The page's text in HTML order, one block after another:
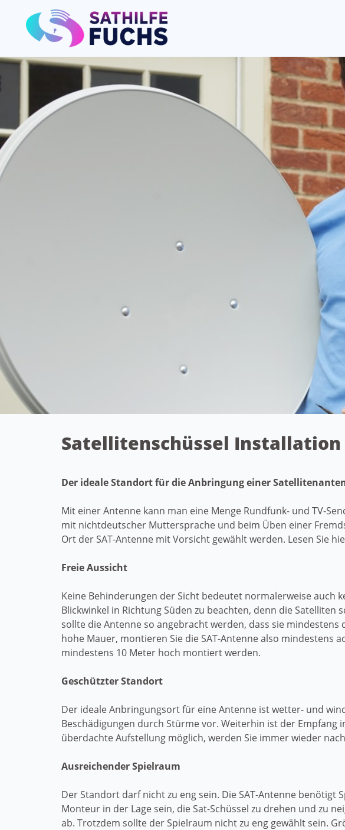
Satellitenschüssel
Der ideale Standort für die Anbringung einer
Mit einer Antenne kann man eine Menge Rundfunk- und TV-
mit nichtdeutscher Muttersprache und beim Üben einer
Ort der SAT-Antenne mit Vorsicht gewählt werden. Lesen Sie
Freie Aussicht
Keine Behinderungen der Sicht bedeutet normalerweise auch
Blickwinkel in Richtung Süden zu beachten, denn die
sollte die Antenne so angebracht werden, dass sie
hohe Mauer, montieren Sie die SAT-Antenne also mindestens
mindestens 10 Meter hoch montiert werden.
Geschützter Standort
Der ideale Anbringungsort für eine Antenne ist wetter- und
Beschädigungen durch Stürme vor. Weiterhin ist der Empfang
überdachte Aufstellung möglich, werden Sie immer wieder
Ausreichender Spielraum
Der Standort darf nicht zu eng sein. Die SAT-Antenne
Monteur in der Lage sein, die Sat-Schüssel zu drehen und zu
ab. Trotzdem sollte der Spielraum nicht zu eng gewählt sein.